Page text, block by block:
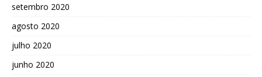
setembro 2020
agosto 2020
julho 2020
junho 2020